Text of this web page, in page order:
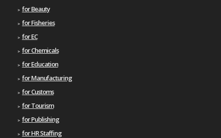
for Beauty
for Fisheries
for EC
for Chemicals
for Education
for Manufacturing
for Customs
for Tourism
for Publishing
for HR Staffing